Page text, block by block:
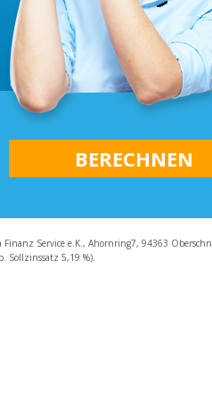
Service e.K., Ahornring7, 94363
Sollzinssatz 5,19 %).